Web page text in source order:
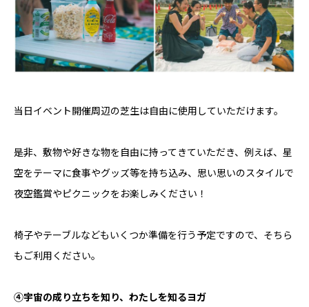
当日イベント開催周辺の芝生は自由に使用していただけます。
是非、敷物や好きな物を自由に持ってきていただき、例えば、星
空をテーマに食事やグッズ等を持ち込み、思い思いのスタイルで
夜空鑑賞やピクニックをお楽しみください！
椅子やテーブルなどもいくつか準備を行う予定ですので、そちら
もご利用ください。
④宇宙の成り立ちを知り、わたしを知るヨガ